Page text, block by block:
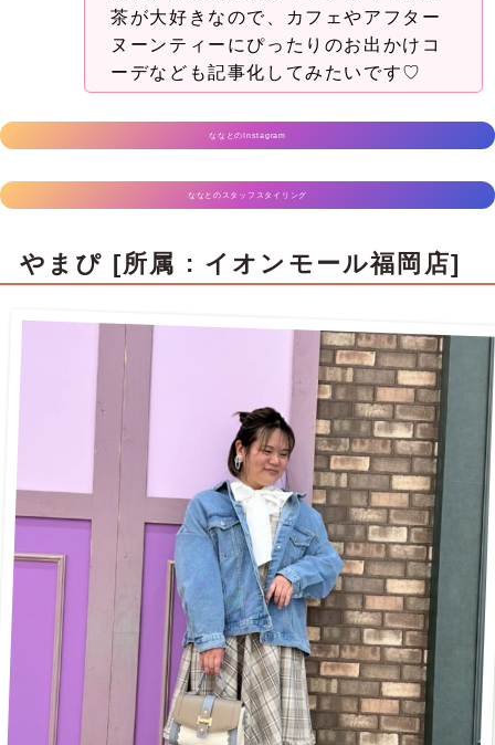
茶が大好きなので、カフェやアフター
ヌーンティーにぴったりのお出かけコ
ーデなども記事化してみたいです♡
ななとのInstagram
ななとのスタッフスタイリング
やまぴ [所属 : イオンモール福岡店]